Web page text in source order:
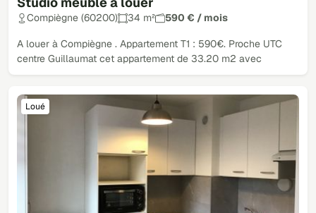
Compiègne (60200) 34 m² 590 € / mois
A louer à Compiègne . Appartement T1 : 590€. Proche UTC
centre Guillaumat cet appartement de 33.20 m2 avec
Loué